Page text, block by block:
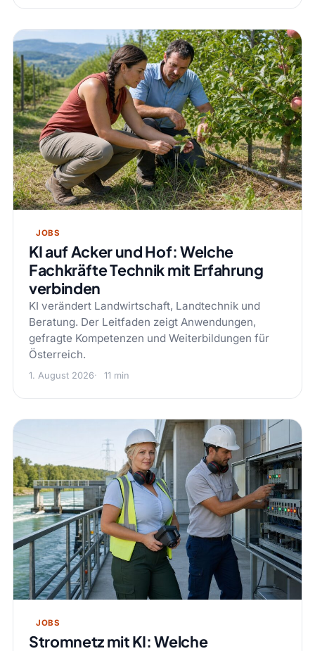
JOBS
KI auf Acker und Hof: Welche
Fachkräfte Technik mit Erfahrung
verbinden
KI verändert Landwirtschaft, Landtechnik und
Beratung. Der Leitfaden zeigt Anwendungen,
gefragte Kompetenzen und Weiterbildungen für
Österreich.
1. August 2026 11 min
JOBS
Stromnetz mit KI: Welche